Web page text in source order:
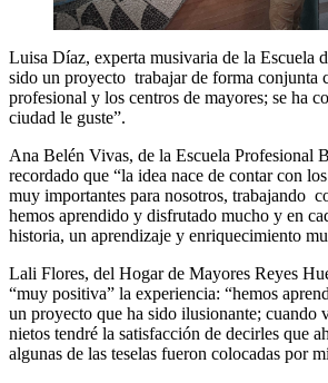
Luisa Díaz, experta musivaria de la Escuela
sido un proyecto trabajar de forma conjunta
profesional y los centros de mayores; se ha
ciudad le guste”.
Ana Belén Vivas, de la Escuela Profesional
recordado que “la idea nace de contar con
muy importantes para nosotros, trabajando
hemos aprendido y disfrutado mucho y en
historia, un aprendizaje y enriquecimiento
Lali Flores, del Hogar de Mayores Reyes
“muy positiva” la experiencia: “hemos
un proyecto que ha sido ilusionante; cuando
nietos tendré la satisfacción de decirles que
algunas de las teselas fueron colocadas por